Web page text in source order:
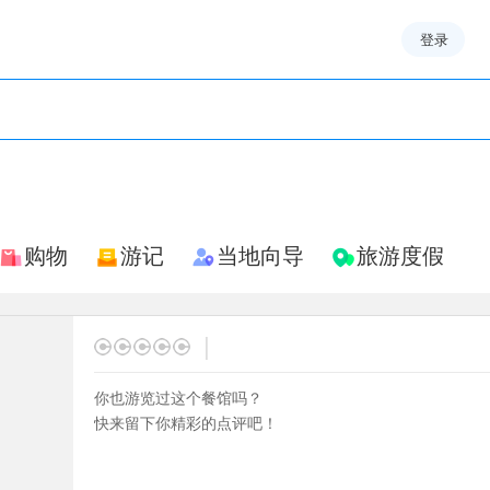
登录
购物 游记 当地向导 旅游度假
|
你也游览过这个餐馆吗？
快来留下你精彩的点评吧！